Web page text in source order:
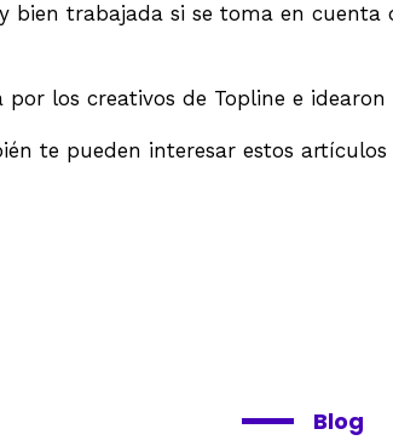
bien trabajada si se toma en
los creativos de Topline e
te pueden interesar estos artículos
Blog